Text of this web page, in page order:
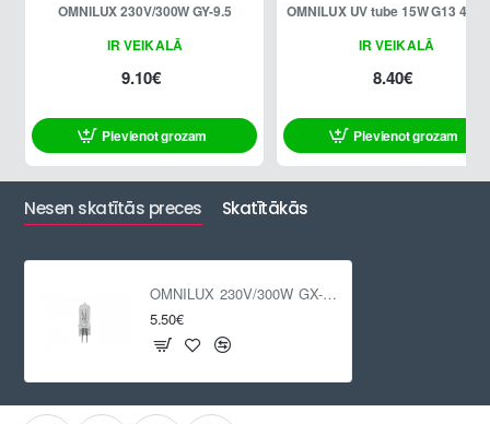
IR VEIKALĀ
OMNILUX 230V/300W GY-9.5
9.10€
Pievienot grozam
IR VEIKALĀ
OMNILUX UV tube 15W G13
8.40€
Pievienot grozam
Nesen skatītās preces Skatītākās
OMNILUX 230V/300W GX-6.35
5.50€